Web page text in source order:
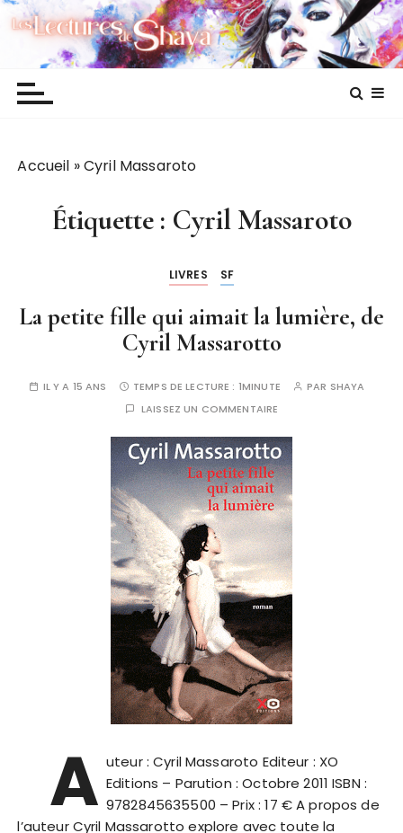
P
Les lectures de Shaya
Accueil »Cyril Massaroto
Étiquette : Cyril Massaroto
LIVRES SF
La petite fille qui aimait la lumière, de
Cyril Massarotto
IL Y A 15 ANS TEMPS DE LECTURE : 1MINUTE PAR SHAYA
LAISSEZ UN COMMENTAIRE
A uteur : Cyril Massaroto Editeur : XO
Editions – Parution : Octobre 2011 ISBN :
9782845635500 – Prix : 17 € A propos de
l’auteur Cyril Massarotto explore avec toute la